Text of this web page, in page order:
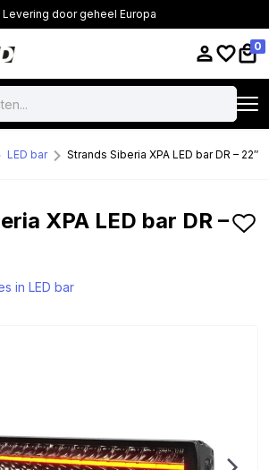
Levering door geheel Europa
0
LED bar Strands Siberia XPA LED bar DR – 22″
XPA LED bar DR –
in LED bar